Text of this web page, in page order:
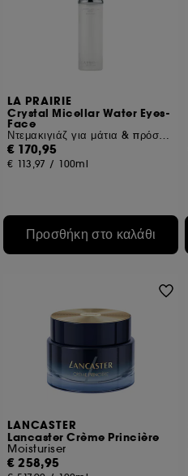
LA PRAIRIE
Crystal Micellar Water Eyes-
Face
Ντεμακιγιάζ για μάτια & πρόσωπο
€ 170,95
€ 113,97 / 100ml
Προσθήκη στο καλάθι
LANCASTER
Lancaster Crème Princière
Moisturiser
€ 258,95